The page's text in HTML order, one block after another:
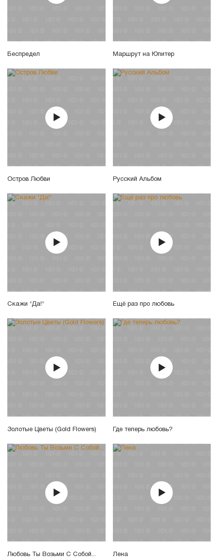
Беспредел Маршрут на Юпитер
Остров Любви Русский Альбом
Скажи 'Да!' Ещё раз про любовь
Золотые Цветы (Gold Flowers) Где теперь любовь?
Любовь Ты Возьми С Собой... Лена